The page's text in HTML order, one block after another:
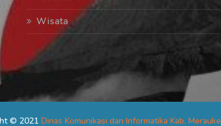
Wisata
© 2021 Dinas Komunikasi dan Informatika Kab. Merauke